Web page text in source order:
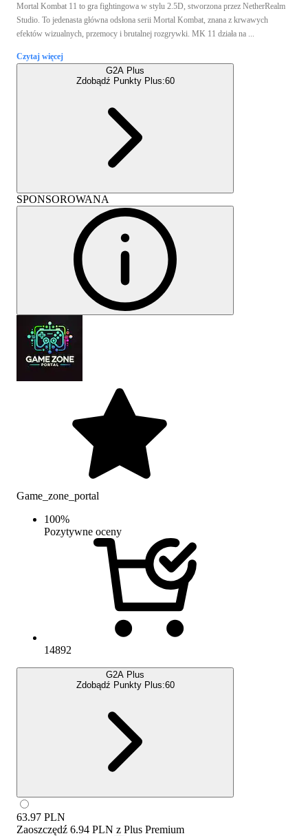
Mortal Kombat 11 to gra fightingowa w stylu 2.5D, stworzona przez NetherRealm
Studio. To jedenasta główna odsłona serii Mortal Kombat, znana z krwawych
efektów wizualnych, przemocy i brutalnej rozgrywki. MK 11 działa na ...
Czytaj więcej
G2A Plus
Zdobądź Punkty Plus:60
SPONSOROWANA
Game_zone_portal
100%
Pozytywne oceny
14892
G2A Plus
Zdobądź Punkty Plus:60
63.97 PLN
Zaoszczędź 6.94 PLN z Plus Premium